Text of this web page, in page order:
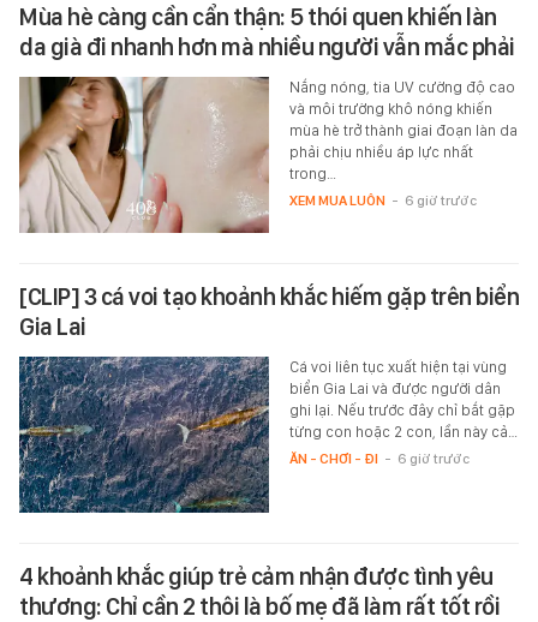
Mùa hè càng cần cẩn thận: 5 thói quen khiến làn
da già đi nhanh hơn mà nhiều người vẫn mắc phải
Nắng nóng, tia UV cường độ cao
và môi trường khô nóng khiến
mùa hè trở thành giai đoạn làn da
phải chịu nhiều áp lực nhất
trong…
XEM MUA LUÔN - 6 giờ trước
[CLIP] 3 cá voi tạo khoảnh khắc hiếm gặp trên biển
Gia Lai
Cá voi liên tục xuất hiện tại vùng
biển Gia Lai và được người dân
ghi lại. Nếu trước đây chỉ bắt gặp
từng con hoặc 2 con, lần này cả…
ĂN - CHƠI - ĐI - 6 giờ trước
4 khoảnh khắc giúp trẻ cảm nhận được tình yêu
thương: Chỉ cần 2 thôi là bố mẹ đã làm rất tốt rồi